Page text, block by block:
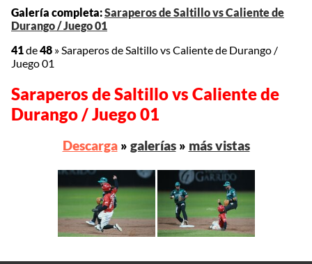
Galería completa:Saraperos de Saltillo vs Caliente de
Durango / Juego 01
41 de48 » Saraperos de Saltillo vs Caliente de Durango /
Juego 01
Saraperos de Saltillo vs Caliente de
Durango / Juego 01
Descarga» galerías» más vistas